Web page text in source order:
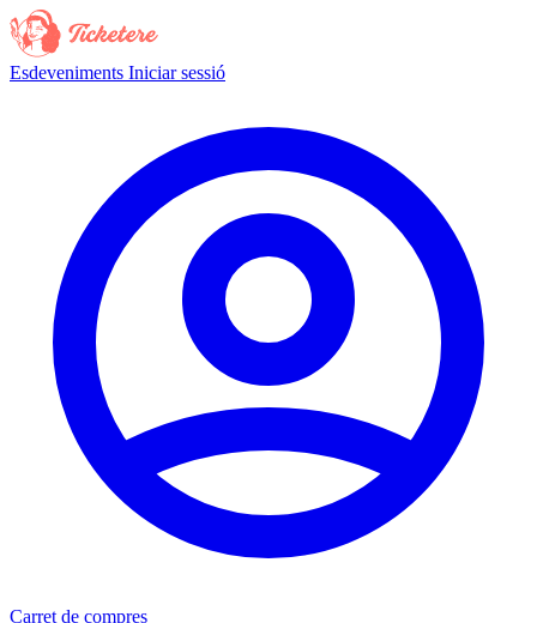
Esdeveniments Iniciar sessió
Carret de compres